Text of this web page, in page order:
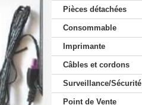
Pièces détachées
Consommable
Imprimante
Câbles et cordons
Surveillance/Sécurité
Point de Vente